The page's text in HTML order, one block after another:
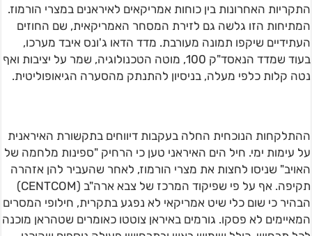
התקריות האחרונות בין כוחות אמריקאים לאיראנים במצרי הורמוז.
המתיחות הזו גלשה גם לזירת המסחר האמריקאית, שם החוזים
העתידיים שיקפו תמונה מעורבת. מדד הדאו ג'ונס איבד מערכו,
בעוד שמדד הנאסד"ק 100, מוטה הטכנולוגיה, שמר על יציבות ואף
נטה קלות כלפי מעלה, בניסיון להתנתק מהסערה הגיאופוליטית.
ההתלקחות הנוכחית החלה בעקבות דיווחים בתקשורת האיראנית
על עימות ימי. חיל הים האיראני טען כי הרחיק "ספינות מלחמה של
האויב" שניסו לחצות את מצרי הורמוז, לאחר שהעביר להן אזהרה
תקיפה. אף על פי שפיקוד המרכז של צבא ארה"ב (CENTCOM)
הבהיר כי שום כלי שיט אמריקאי לא נפגע בתקרית, חילופי המסרים
המאיימים לא פסקו. גורמים באיראן צוטטו כאומרים שטהראן מוכנה